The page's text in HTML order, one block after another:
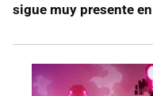
sigue muy presente